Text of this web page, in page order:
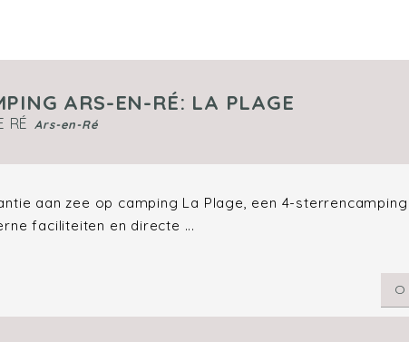
ARS-EN-RÉ: LA PLAGE
RÉ Ars-en-Ré
aan zee op camping La Plage, een 4-
faciliteiten en directe ...